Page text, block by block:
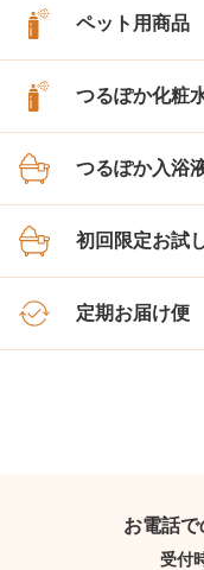
ペット用商品
つるぽか化粧
つるぽか入浴
初回限定お試
定期お届け便
お電話
受付